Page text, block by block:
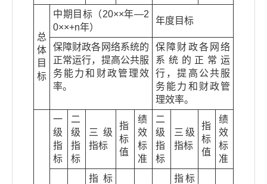
总
体
目
标
中期目标（20××年—2
0××+n年）
年度目标
保障财政各网络系统的
正常运行，提高公共服
务能力和财政管理效
率。
保障财政各网络
系统的正常运
行，提高公共服
务能力和财政管
理效率。
一
级
指
标
二
级
指
标
三级
指标
指
标
值
绩
效
标
准
二
级
指
标
三级
指标
指
标
值
绩
效
标
准
指标
指标